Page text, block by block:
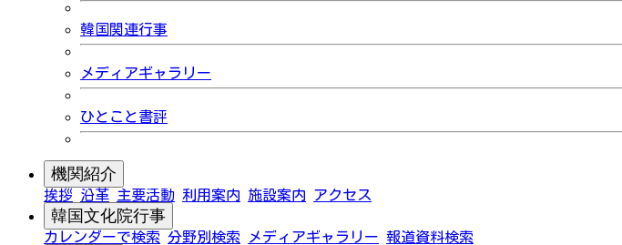
韓国関連行事
メディアギャラリー
ひとこと書評
機関紹介
挨拶 沿革 主要活動 利用案内 施設案内 アクセス
韓国文化院行事
カレンダーで検索 分野別検索 メディアギャラリー 報道資料検索